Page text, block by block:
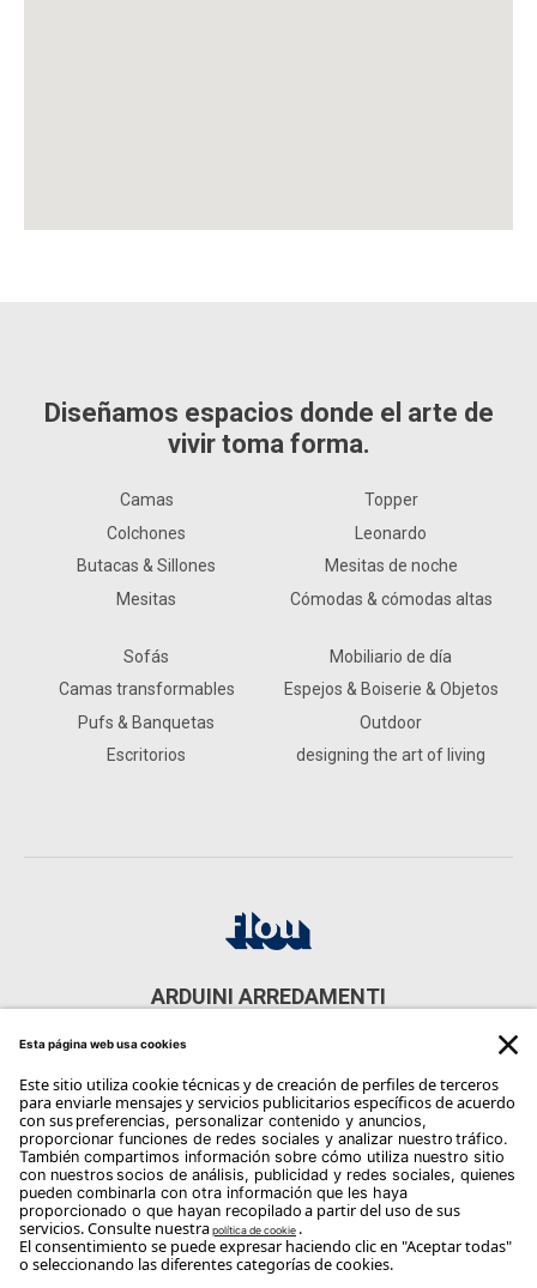
Diseñamos espacios donde el arte de
vivir toma forma.
Camas
Colchones
Butacas & Sillones
Mesitas
Topper
Leonardo
Mesitas de noche
Cómodas & cómodas altas
Sofás
Camas transformables
Pufs & Banquetas
Escritorios
Mobiliario de día
Espejos & Boiserie & Objetos
Outdoor
designing the art of living
ARDUINI ARREDAMENTI
CONTACTOS
Phone: +39 045 504899
Email:info@arduini.it
Copyright Flou 2026